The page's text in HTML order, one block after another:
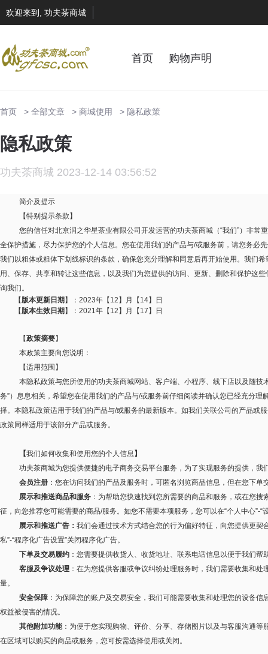
欢迎来到, 功夫茶商城
首页 购物声明
首页 全部文章 商城使用 隐私政策
隐私政策
功夫茶商城 2023-12-14 03:56:52
简介及提示
【特别提示条款】
您的信任对北京润之华星茶业有限公司开发运营的功夫茶商城（“我们”）非
全保护措施，尽力保护您的个人信息。您在使用我们的产品与/或服务前，请您务必
我们以粗体或粗体下划线标识的条款，确保您充分理解和同意后再开始使用。我们
用、保存、共享和转让这些信息，以及我们为您提供的访问、更新、删除和保护这
询我们。
【版本更新日期 】：2023年【12】月【14】日
【版本生效日期 】：2021年【12】月【17】日
【政策摘要】
本政策主要向您说明：
【适用范围】
本隐私政策与您所使用的功夫茶商城网站、客户端、小程序、线下店以及随
务”）息息相关，希望您在使用我们的产品与/或服务前仔细阅读并确认您已经充分理
择。本隐私政策适用于我们的产品与/或服务的最新版本。如我们关联公司的产品或
政策同样适用于该部分产品或服务。
【我们如何收集和使用您的个人信息 】
功夫茶商城为您提供便捷的电子商务交易平台服务，为了实现服务的提供，
会员注册 ：您在访问我们的产品及服务时，可匿名浏览商品信息，但在您下
展示和推送商品和服务 ：为帮助您快速找到您所需要的商品和服务，或在您
征，向您推荐您可能需要的商品/服务。如您不需要本项服务，您可以在“个人中心”-“
展示和推送广告： 我们会通过技术方式结合您的行为偏好特征，向您提供更
私”-“程序化广告设置”关闭程序化广告。
下单及交易履约 ：您需要提供收货人、收货地址、联系电话信息以便于我们
客服及争议处理 ：在为您提供客服或争议纠纷处理服务时，我们需要收集和
量。
安全保障 ：为保障您的账户及交易安全，我们可能需要收集和处理您的设备
权益被侵害的情况。
其他附加功能：为便于您实现购物、评价、分享、存储图片以及与客服沟通
在区域可以购买的商品或服务，您可按需选择使用或关闭。